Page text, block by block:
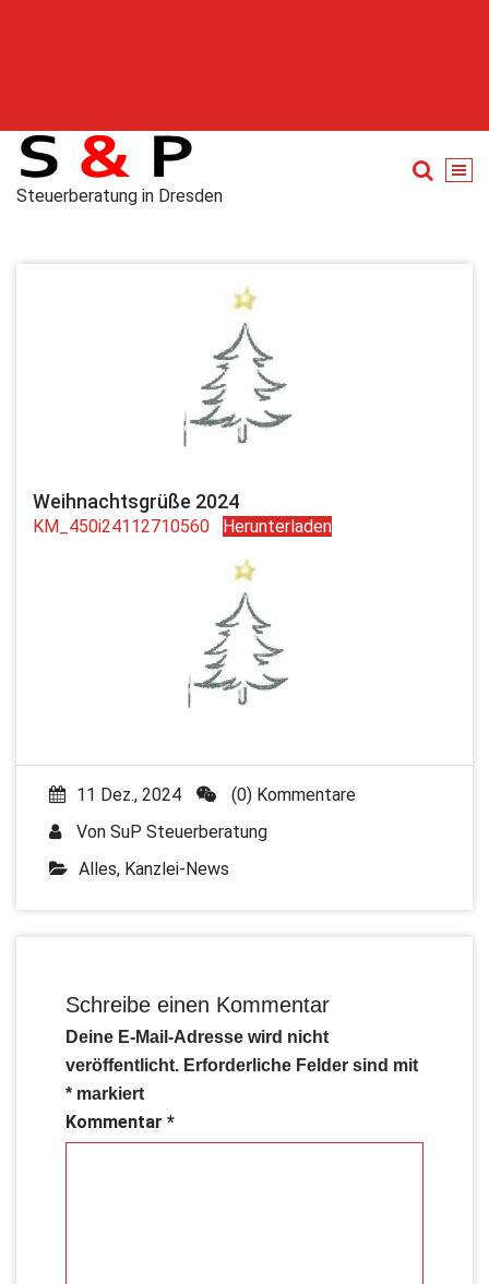
Steuerberatung in Dresden
Weihnachtsgrüße 2024
KM_450i24112710560 Herunterladen
11 Dez., 2024
(0) Kommentare
Von SuP Steuerberatung
Alles, Kanzlei-News
Schreibe einen Kommentar
Deine E-Mail-Adresse wird nicht
veröffentlicht. Erforderliche Felder sind mit
* markiert
Kommentar *